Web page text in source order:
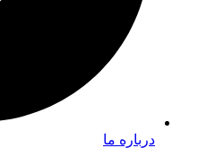
درباره ما